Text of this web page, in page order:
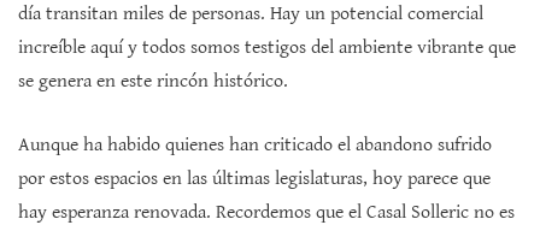
día transitan miles de personas. Hay un potencial comercial
increíble aquí y todos somos testigos del ambiente vibrante que
se genera en este rincón histórico.
Aunque ha habido quienes han criticado el abandono sufrido
por estos espacios en las últimas legislaturas, hoy parece que
hay esperanza renovada. Recordemos que el Casal Solleric no es